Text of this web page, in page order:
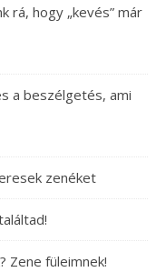
rá, hogy „kevés” már
a beszélgetés, ami
zenéket
Zene füleimnek!